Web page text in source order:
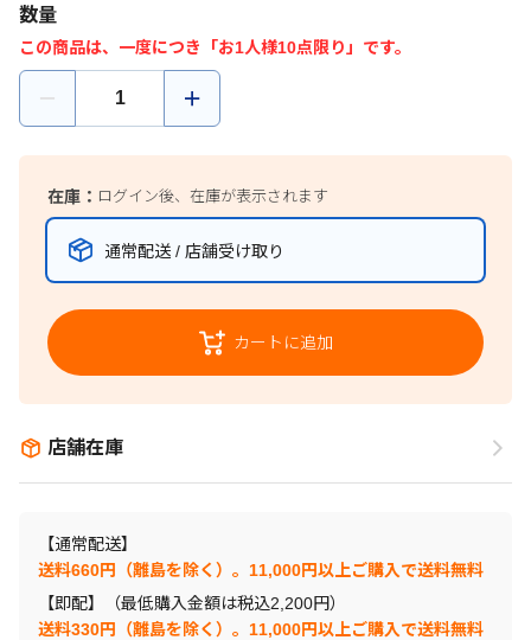
数量
この商品は、一度につき「お1人様10点限り」です。
在庫： ログイン後、在庫が表示されます
通常配送 / 店舗受け取り
カートに追加
店舗在庫
【通常配送】
送料660円（離島を除く）。11,000円以上ご購入で送料無料
【即配】（最低購入金額は税込2,200円）
送料330円（離島を除く）。11,000円以上ご購入で送料無料